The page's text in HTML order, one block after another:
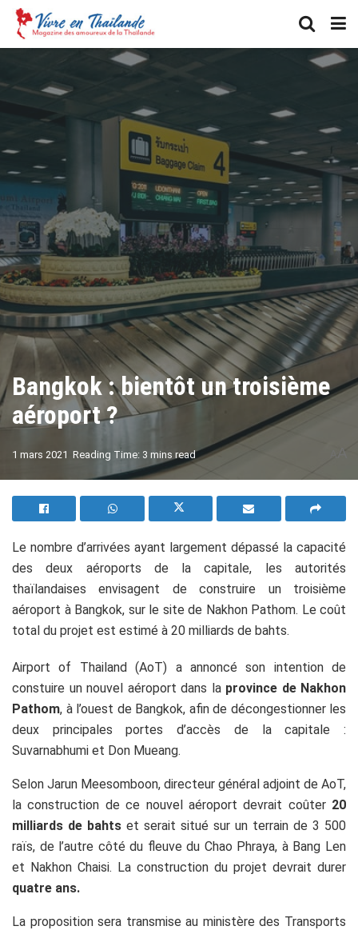
Bangkok : bientôt un troisième
aéroport ?
1 mars 2021 Reading Time: 3 mins read A A
Le nombre d’arrivées ayant largement dépassé la capacité
des deux aéroports de la capitale, les autorités
thaïlandaises envisagent de construire un troisième
aéroport à Bangkok, sur le site de Nakhon Pathom. Le coût
total du projet est estimé à 20 milliards de bahts.
Airport of Thailand (AoT) a annoncé son intention de
constuire un nouvel aéroport dans la province de Nakhon
Pathom, à l’ouest de Bangkok, afin de décongestionner les
deux principales portes d’accès de la capitale :
Suvarnabhumi et Don Mueang.
Selon Jarun Meesomboon, directeur général adjoint de AoT,
la construction de ce nouvel aéroport devrait coûter 20
milliards de bahts et serait situé sur un terrain de 3 500
raïs, de l’autre côté du fleuve du Chao Phraya, à Bang Len
et Nakhon Chaisi. La construction du projet devrait durer
quatre ans.
La proposition sera transmise au ministère des Transports